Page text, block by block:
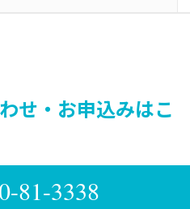
せ・お申込みはこ
81-3338